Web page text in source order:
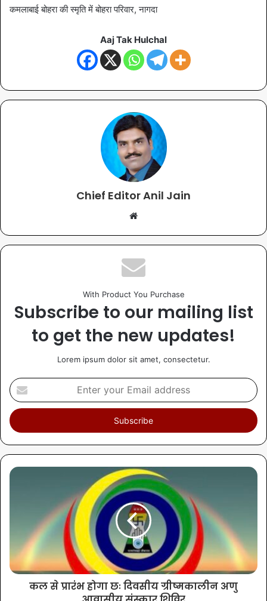
कमलाबाई बोहरा की स्मृति में बोहरा परिवार, नागदा
Aaj Tak Hulchal
Chief Editor Anil Jain
With Product You Purchase
Subscribe to our mailing list
to get the new updates!
Lorem ipsum dolor sit amet, consectetur.
कल से प्रारंभ होगा छः दिवसीय ग्रीष्मकालीन अणु